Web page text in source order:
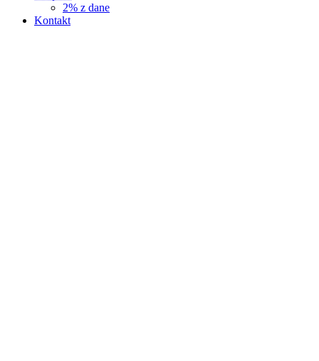
2% z dane
Kontakt